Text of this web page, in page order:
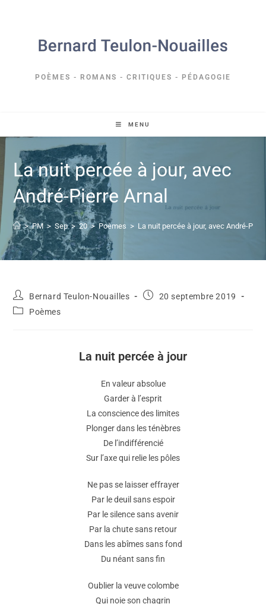
POÈMES - ROMANS - CRITIQUES - PÉDAGOGIE
MENU
La nuit percée à jour, avec
André-Pierre Arnal
> PM > Sep > 20 > Poèmes > La nuit percée à jour, avec André-
Bernard Teulon-Nouailles
20 septembre 2019
Poèmes
La nuit percée à jour
En valeur absolue
Garder à l’esprit
La conscience des limites
Plonger dans les ténèbres
De l’indifférencié
Sur l’axe qui relie les pôles
Ne pas se laisser effrayer
Par le deuil sans espoir
Par le silence sans avenir
Par la chute sans retour
Dans les abîmes sans fond
Du néant sans fin
Oublier la veuve colombe
Qui noie son chagrin